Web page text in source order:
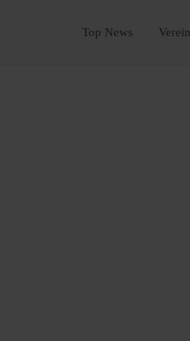
Top News Verein